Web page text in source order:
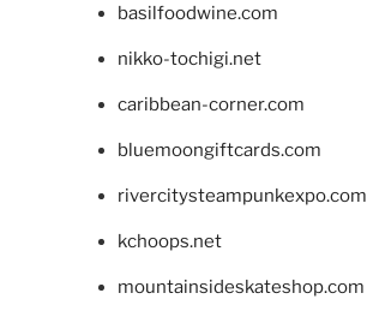
basilfoodwine.com
nikko-tochigi.net
caribbean-corner.com
bluemoongiftcards.com
rivercitysteampunkexpo.com
kchoops.net
mountainsideskateshop.com